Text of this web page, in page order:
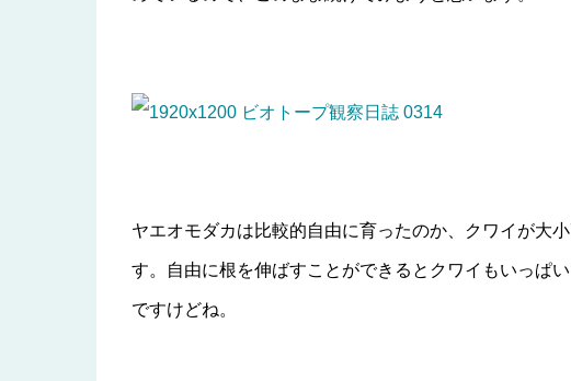
ヤエオモダカは比較的自由に育ったのか、クワイが大
す。自由に根を伸ばすことができるとクワイもいっぱ
ですけどね。